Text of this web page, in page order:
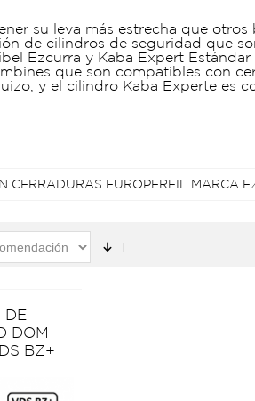
su leva más estrecha que
de cilindros de seguridad que
Ezcurra y Kaba Expert Estándar
que son compatibles con
y el cilindro Kaba Experte es
CERRADURAS EUROPERFIL MARCA
DE
DOM
BZ+